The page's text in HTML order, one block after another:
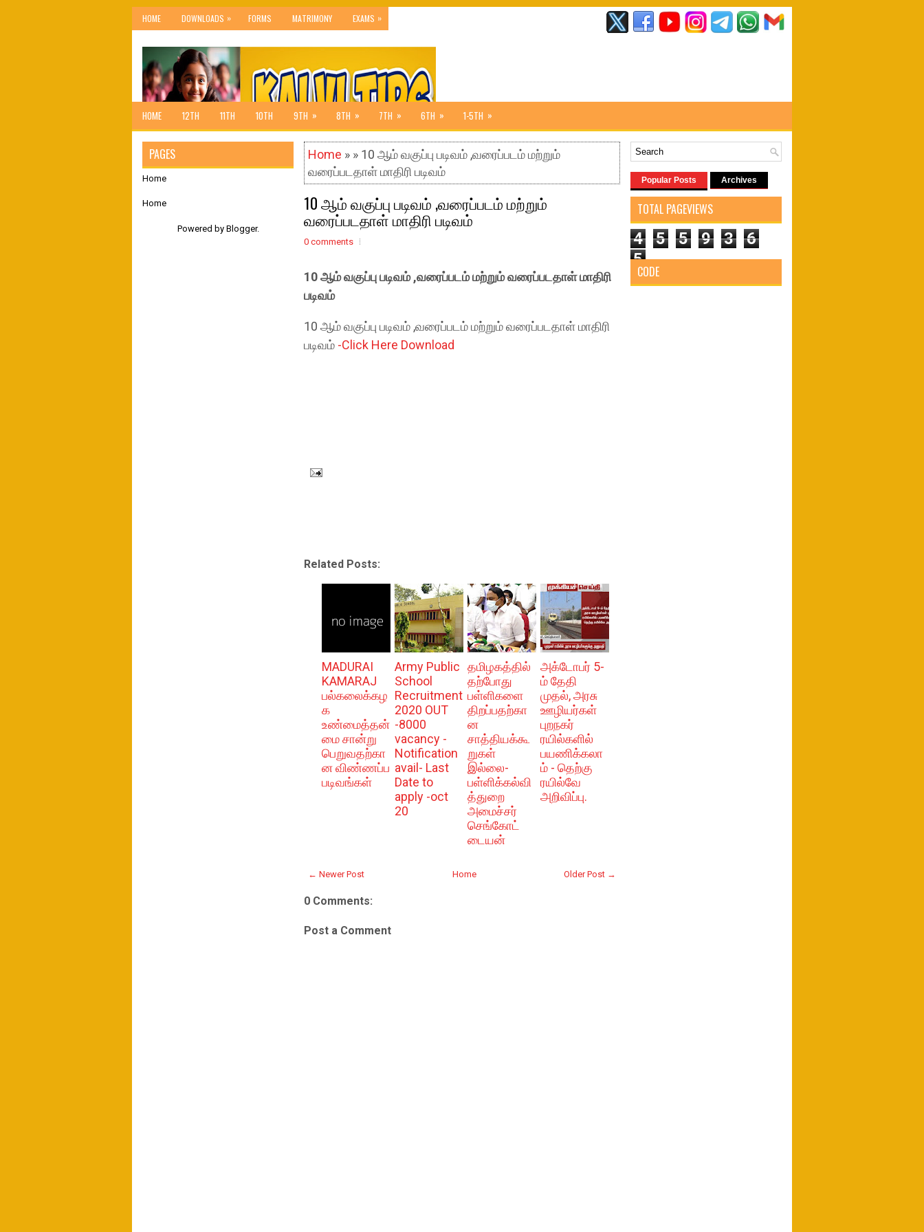
HOME DOWNLOADS » FORMS MATRIMONY EXAMS »
HOME 12TH 11TH 10TH 9TH » 8TH » 7TH » 6TH » 1-5TH »
Home » » 10 ஆம் வகுப்பு படிவம் ,வரைப்படம் மற்றும்
வரைப்படதாள் மாதிரி படிவம்
10 ஆம் வகுப்பு படிவம் ,வரைப்படம் மற்றும்
வரைப்படதாள் மாதிரி படிவம்
0 comments
10 ஆம் வகுப்பு படிவம் ,வரைப்படம் மற்றும் வரைப்படதாள் மாதிரி
படிவம்
10 ஆம் வகுப்பு படிவம் ,வரைப்படம் மற்றும் வரைப்படதாள் மாதிரி
படிவம் -Click Here Download
Related Posts:
MADURAI
KAMARAJ
பல்கலைக்கழ
க
உண்மைத்தன்
மை சான்று
பெறுவதற்கா
ன விண்ணப்ப
படிவங்கள்
Army Public
School
Recruitment
2020 OUT
-8000
vacancy -
Notification
avail- Last
Date to
apply -oct
20
தமிழகத்தில்
தற்போது
பள்ளிகளை
திறப்பதற்கா
ன
சாத்தியக்கூ
றுகள்
இல்லை-
பள்ளிக்கல்வி
த்துறை
அமைச்சர்
செங்கோட்
டையன்
அக்டோபர் 5-
ம் தேதி
முதல், அரசு
ஊழியர்கள்
புறநகர்
ரயில்களில்
பயணிக்கலா
ம் - தெற்கு
ரயில்வே
அறிவிப்பு.
← Newer Post Older Post →
Home
0 Comments:
Post a Comment
PAGES
Home
Home
Powered by Blogger.
Popular Posts Archives
TOTAL PAGEVIEWS
4 5 5 9 3
6
5
CODE